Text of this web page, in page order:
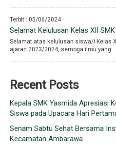
Terbit : 05/06/2024
Selamat Kelulusan Kelas XII
Selamat atas kelulusan siswa/i Kelas
ajaran 2023/2024, semoga ilmu yang..
Recent Posts
Kepala SMK Yasmida Apresiasi
Siswa pada Upacara Hari
Senam Sabtu Sehat Bersama
Kecamatan Ambarawa